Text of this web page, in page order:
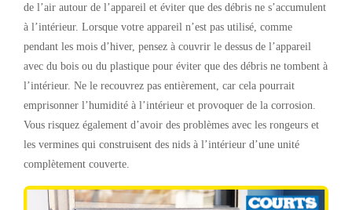
de l’air autour de l’appareil et éviter que des débris ne s’accumulent
à l’intérieur. Lorsque votre appareil n’est pas utilisé, comme
pendant les mois d’hiver, pensez à couvrir le dessus de l’appareil
avec du bois ou du plastique pour éviter que des débris ne tombent à
l’intérieur. Ne le recouvrez pas entièrement, car cela pourrait
emprisonner l’humidité à l’intérieur et provoquer de la corrosion.
Vous risquez également d’avoir des problèmes avec les rongeurs et
les vermines qui construisent des nids à l’intérieur d’une unité
complètement couverte.